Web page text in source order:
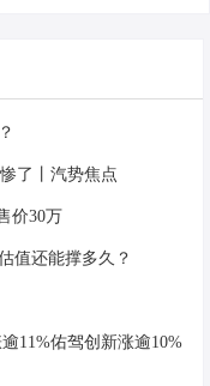
米、宽1965毫米、
化，它依旧经典但
，看起来更加时尚
进行了黑化处理，
森莓红车漆让车辆看
。 奥迪Q5L则是另外
动风，它的…
了丨汽势焦点
价30万
值还能撑多久？
11%佑驾创新涨逾10%